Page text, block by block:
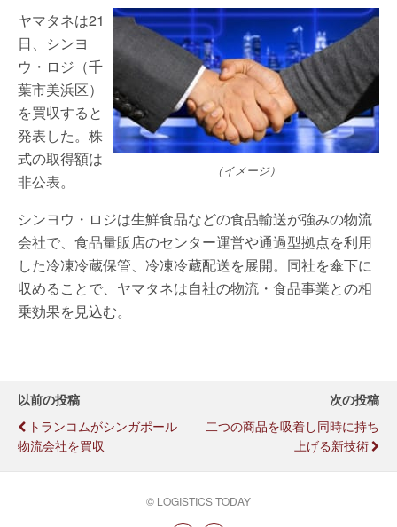
（イメージ）
ヤマタネは21
日、シンヨ
ウ・ロジ（千
葉市美浜区）
を買収すると
発表した。株
式の取得額は
非公表。
シンヨウ・ロジは生鮮食品などの食品輸送が強みの物流
会社で、食品量販店のセンター運営や通過型拠点を利用
した冷凍冷蔵保管、冷凍冷蔵配送を展開。同社を傘下に
収めることで、ヤマタネは自社の物流・食品事業との相
乗効果を見込む。
以前の投稿
トランコムがシンガポール
物流会社を買収
次の投稿
二つの商品を吸着し同時に持ち
上げる新技術
© LOGISTICS TODAY